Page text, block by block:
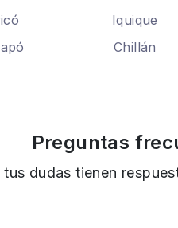
Iquique
Chillán
Preguntas
tus dudas tienen